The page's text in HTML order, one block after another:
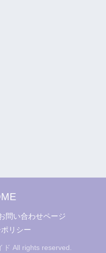
問い合わせページ
リシー
All rights reserved.